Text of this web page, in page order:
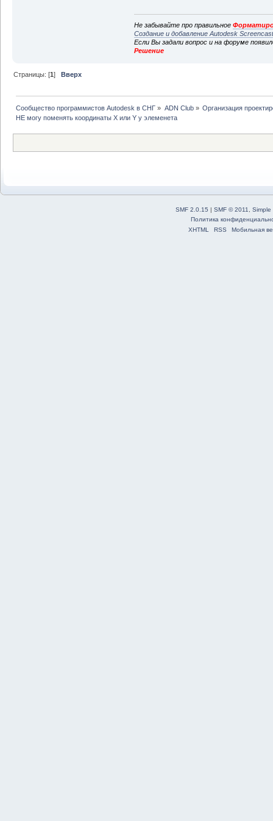
Не забывайте про правильное
Создание и добавление Autodesk
Если Вы задали вопрос и на форуме
Решение
Страницы: [1] Вверх
Сообщество программистов Autodesk в СНГ » ADN Club» Организация
НЕ могу поменять координаты X или Y у элеменета
SMF 2.0.15 | SMF © 2011, Simple
Политика
XHTML
RSS Мобильная